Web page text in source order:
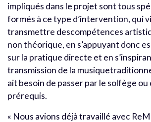
impliqués dans le projet sont tous
formés à ce type d’intervention, qui
transmettre descompétences
non théorique, en s’appuyant donc
sur la pratique directe et en
transmission de la
ait besoin de passer par le solfège ou
prérequis.
« Nous avions déjà travaillé avec